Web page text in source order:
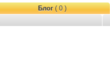
Блог( 0 )